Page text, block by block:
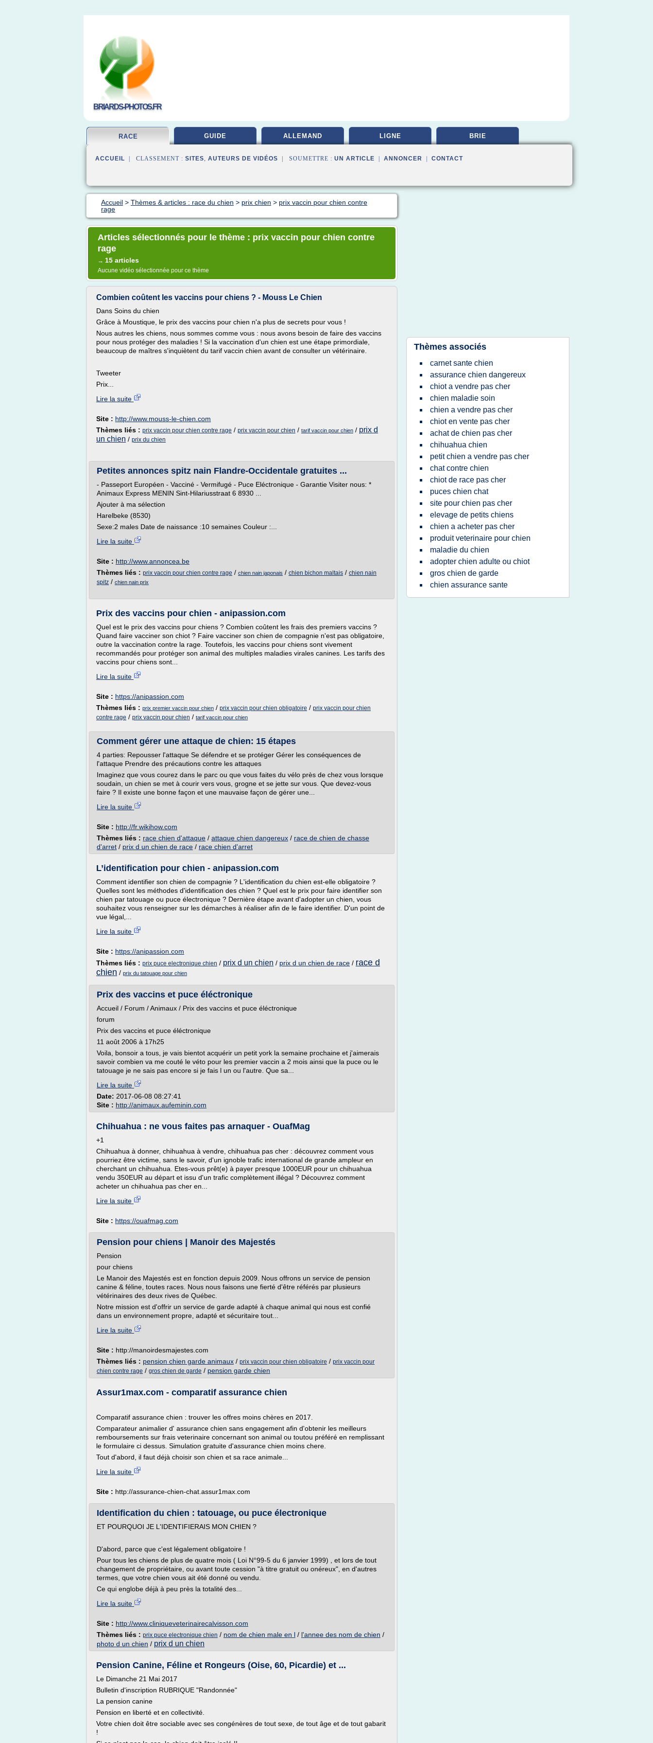
BRIARDS-PHOTOS.FR
RACE GUIDE ALLEMAND LIGNE BRIE
ACCUEIL | CLASSEMENT : SITES, AUTEURS DE VIDÉOS | SOUMETTRE : UN ARTICLE ANNONCER CONTACT
Accueil > Thèmes & articles : race du chien > prix chien > prix vaccin pour chien contre
rage
Articles sélectionnés pour le thème : prix vaccin pour chien contre
rage
→ 15 articles
Aucune vidéo sélectionnée pour ce thème
Combien coûtent les vaccins pour chiens ? - Mouss Le Chien
Dans Soins du chien
Grâce à Moustique, le prix des vaccins pour chien n'a plus de secrets pour vous !
Nous autres les chiens, nous sommes comme vous : nous avons besoin de faire des vaccins
pour nous protéger des maladies ! Si la vaccination d'un chien est une étape primordiale,
beaucoup de maîtres s'inquiètent du tarif vaccin chien avant de consulter un vétérinaire.
Tweeter
Prix...
Lire la suite
Site : http://www.mouss-le-chien.com
Thèmes liés : prix vaccin pour chien contre rage / prix vaccin pour chien / tarif vaccin pour chien / prix d
un chien / prix du chien
Petites annonces spitz nain Flandre-Occidentale gratuites ...
- Passeport Européen - Vacciné - Vermifugé - Puce Eléctronique - Garantie Visiter nous: *
Animaux Express MENIN Sint-Hilariusstraat 6 8930 ...
Ajouter à ma sélection
Harelbeke (8530)
Sexe:2 males Date de naissance :10 semaines Couleur :...
Lire la suite
Site : http://www.annoncea.be
Thèmes liés : prix vaccin pour chien contre rage / chien nain japonais / chien bichon maltais / chien nain
spitz / chien nain prix
Prix des vaccins pour chien - anipassion.com
Quel est le prix des vaccins pour chiens ? Combien coûtent les frais des premiers vaccins ?
Quand faire vacciner son chiot ? Faire vacciner son chien de compagnie n'est pas obligatoire,
outre la vaccination contre la rage. Toutefois, les vaccins pour chiens sont vivement
recommandés pour protéger son animal des multiples maladies virales canines. Les tarifs des
vaccins pour chiens sont...
Lire la suite
Site : https://anipassion.com
Thèmes liés : prix premier vaccin pour chien / prix vaccin pour chien obligatoire / prix vaccin pour chien
contre rage / prix vaccin pour chien / tarif vaccin pour chien
Comment gérer une attaque de chien: 15 étapes
4 parties: Repousser l'attaque Se défendre et se protéger Gérer les conséquences de
l'attaque Prendre des précautions contre les attaques
Imaginez que vous courez dans le parc ou que vous faites du vélo près de chez vous lorsque
soudain, un chien se met à courir vers vous, grogne et se jette sur vous. Que devez-vous
faire ? Il existe une bonne façon et une mauvaise façon de gérer une...
Lire la suite
Site : http://fr.wikihow.com
Thèmes liés : race chien d'attaque / attaque chien dangereux / race de chien de chasse
d'arret / prix d un chien de race / race chien d'arret
L’identification pour chien - anipassion.com
Comment identifier son chien de compagnie ? L'identification du chien est-elle obligatoire ?
Quelles sont les méthodes d'identification des chien ? Quel est le prix pour faire identifier son
chien par tatouage ou puce électronique ? Dernière étape avant d'adopter un chien, vous
souhaitez vous renseigner sur les démarches à réaliser afin de le faire identifier. D'un point de
vue légal,...
Lire la suite
Site : https://anipassion.com
Thèmes liés : prix puce electronique chien / prix d un chien / prix d un chien de race / race d
chien / prix du tatouage pour chien
Prix des vaccins et puce éléctronique
Accueil / Forum / Animaux / Prix des vaccins et puce éléctronique
forum
Prix des vaccins et puce éléctronique
11 août 2006 à 17h25
Voila, bonsoir a tous, je vais bientot acquérir un petit york la semaine prochaine et j'aimerais
savoir combien va me couté le véto pour les premier vaccin a 2 mois ainsi que la puce ou le
tatouage je ne sais pas encore si je fais l un ou l'autre. Que sa...
Lire la suite
Date: 2017-06-08 08:27:41
Site : http://animaux.aufeminin.com
Chihuahua : ne vous faites pas arnaquer - OuafMag
+1
Chihuahua à donner, chihuahua à vendre, chihuahua pas cher : découvrez comment vous
pourriez être victime, sans le savoir, d'un ignoble trafic international de grande ampleur en
cherchant un chihuahua. Etes-vous prêt(e) à payer presque 1000EUR pour un chihuahua
vendu 350EUR au départ et issu d'un trafic complètement illégal ? Découvrez comment
acheter un chihuahua pas cher en...
Lire la suite
Site : https://ouafmag.com
Pension pour chiens | Manoir des Majestés
Pension
pour chiens
Le Manoir des Majestés est en fonction depuis 2009. Nous offrons un service de pension
canine & féline, toutes races. Nous nous faisons une fierté d'être référés par plusieurs
vétérinaires des deux rives de Québec.
Notre mission est d'offrir un service de garde adapté à chaque animal qui nous est confié
dans un environnement propre, adapté et sécuritaire tout...
Lire la suite
Site : http://manoirdesmajestes.com
Thèmes liés : pension chien garde animaux / prix vaccin pour chien obligatoire / prix vaccin pour
chien contre rage / gros chien de garde / pension garde chien
Assur1max.com - comparatif assurance chien
Comparatif assurance chien : trouver les offres moins chères en 2017.
Comparateur animalier d' assurance chien sans engagement afin d'obtenir les meilleurs
remboursements sur frais veterinaire concernant son animal ou toutou préféré en remplissant
le formulaire ci dessus. Simulation gratuite d'assurance chien moins chere.
Tout d'abord, il faut déjà choisir son chien et sa race animale...
Lire la suite
Site : http://assurance-chien-chat.assur1max.com
Identification du chien : tatouage, ou puce électronique
ET POURQUOI JE L'IDENTIFIERAIS MON CHIEN ?
D'abord, parce que c'est légalement obligatoire !
Pour tous les chiens de plus de quatre mois ( Loi N°99-5 du 6 janvier 1999) , et lors de tout
changement de propriétaire, ou avant toute cession "à titre gratuit ou onéreux", en d'autres
termes, que votre chien vous ait été donné ou vendu.
Ce qui englobe déjà à peu près la totalité des...
Lire la suite
Site : http://www.cliniqueveterinairecalvisson.com
Thèmes liés : prix puce electronique chien / nom de chien male en l / l'annee des nom de chien /
photo d un chien / prix d un chien
Pension Canine, Féline et Rongeurs (Oise, 60, Picardie) et ...
Le Dimanche 21 Mai 2017
Bulletin d'inscription RUBRIQUE "Randonnée"
La pension canine
Pension en liberté et en collectivité.
Votre chien doit être sociable avec ses congénères de tout sexe, de tout âge et de tout gabarit
!
Thèmes associés
carnet sante chien
assurance chien dangereux
chiot a vendre pas cher
chien maladie soin
chien a vendre pas cher
chiot en vente pas cher
achat de chien pas cher
chihuahua chien
petit chien a vendre pas cher
chat contre chien
chiot de race pas cher
puces chien chat
site pour chien pas cher
elevage de petits chiens
chien a acheter pas cher
produit veterinaire pour chien
maladie du chien
adopter chien adulte ou chiot
gros chien de garde
chien assurance sante